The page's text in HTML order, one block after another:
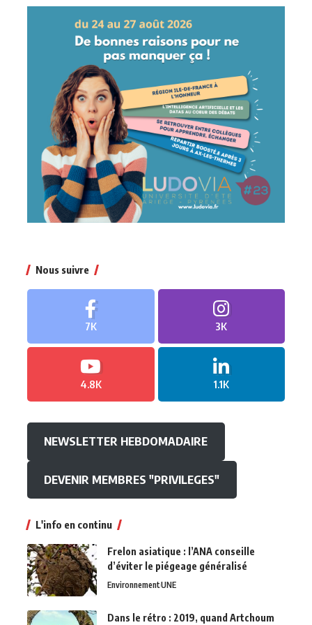
Nous suivre
7K 3K
4.8K 1.1K
NEWSLETTER HEBDOMADAIRE
DEVENIR MEMBRES "PRIVILEGES"
L'info en continu
Frelon asiatique : l’ANA conseille
d’éviter le piégeage généralisé
EnvironnementUNE
Dans le rétro : 2019, quand Artchoum